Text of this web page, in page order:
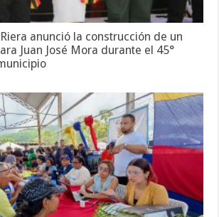
anunció la construcción de un
Juan José Mora durante el 45°